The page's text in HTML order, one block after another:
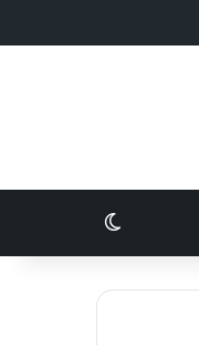
الوضع المظلم